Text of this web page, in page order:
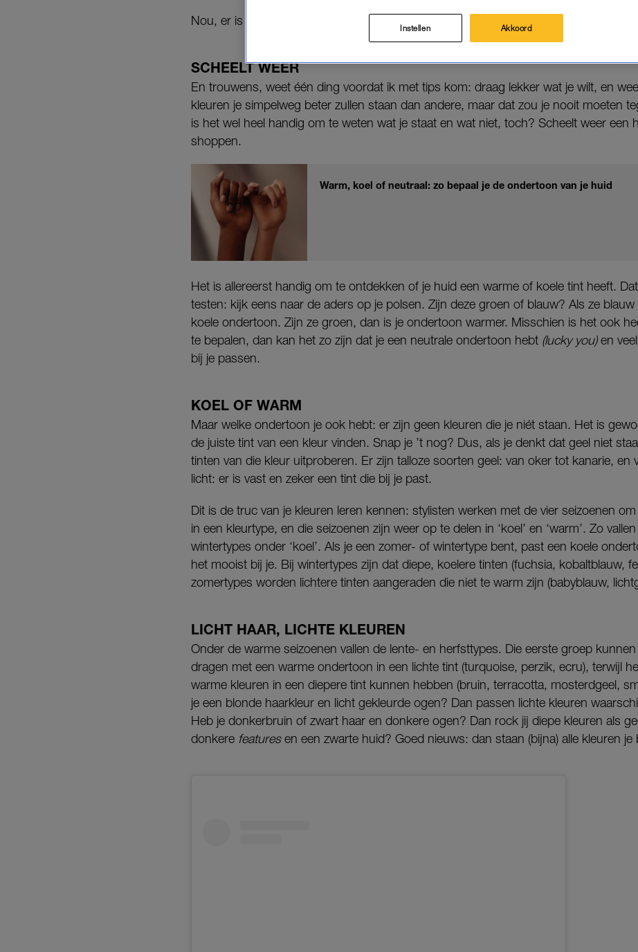
Nou, er is dus een hele methode om daar achter te komen. Leg ik je hieronder uit.
SCHEELT WEER
En trouwens, weet één ding voordat ik met tips kom: draag lekker wat je wilt, en
kleuren je simpelweg beter zullen staan dan andere, maar dat zou je nooit moeten
is het wel heel handig om te weten wat je staat en wat niet, toch? Scheelt weer een
shoppen.
Warm, koel of neutraal: zo bepaal je de ondertoon van je huid
Het is allereerst handig om te ontdekken of je huid een warme of koele tint heeft.
testen: kijk eens naar de aders op je polsen. Zijn deze groen of blauw? Als ze blauw
koele ondertoon. Zijn ze groen, dan is je ondertoon warmer. Misschien is het ook
te bepalen, dan kan het zo zijn dat je een neutrale ondertoon hebt (lucky you)en
bij je passen.
KOEL OF WARM
Maar welke ondertoon je ook hebt: er zijn geen kleuren die je niét staan. Het is
de juiste tint van een kleur vinden. Snap je ’t nog? Dus, als je denkt dat geel niet
tinten van die kleur uitproberen. Er zijn talloze soorten geel: van oker tot kanarie, en
licht: er is vast en zeker een tint die bij je past.
Dit is de truc van je kleuren leren kennen: stylisten werken met de vier seizoenen
in een kleurtype, en die seizoenen zijn weer op te delen in ‘koel’ en ‘warm’. Zo
wintertypes onder ‘koel’. Als je een zomer- of wintertype bent, past een koele
het mooist bij je. Bij wintertypes zijn dat diepe, koelere tinten (fuchsia, kobaltblauw,
zomertypes worden lichtere tinten aangeraden die niet te warm zijn (babyblauw,
LICHT HAAR, LICHTE KLEUREN
Onder de warme seizoenen vallen de lente- en herfsttypes. Die eerste groep
dragen met een warme ondertoon in een lichte tint (turquoise, perzik, ecru), terwijl
warme kleuren in een diepere tint kunnen hebben (bruin, terracotta, mosterdgeel,
je een blonde haarkleur en licht gekleurde ogen? Dan passen lichte kleuren
Heb je donkerbruin of zwart haar en donkere ogen? Dan rock jij diepe kleuren als
donkere featuresen een zwarte huid? Goed nieuws: dan staan (bijna) alle kleuren je
Instellen Akkoord